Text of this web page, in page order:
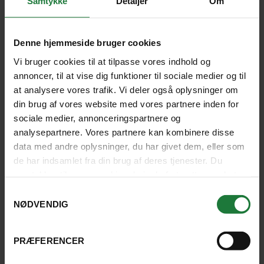
Denne hjemmeside bruger cookies
Vi bruger cookies til at tilpasse vores indhold og
annoncer, til at vise dig funktioner til sociale medier og til
at analysere vores trafik. Vi deler også oplysninger om
din brug af vores website med vores partnere inden for
sociale medier, annonceringspartnere og
analysepartnere. Vores partnere kan kombinere disse
data med andre oplysninger, du har givet dem, eller som
de har indsamlet fra din brug af deres tjenester. Du
NØDVENDIG
PRÆFERENCER
påkrævet. Stjernegaard anbefaler, at du får råd og
vejledning hos en af landets vaccinationsklinikker
eller hos egen læge, inden du tager afsted. Det er en
god idé at undersøge forholdene på dine rejsemål. På
den måde kan du tage alle de nødvendige
forholdsregler som f.eks. brug af
malariaforebyggelse, myggespray, vaccinationer
Herunder finder du en række forslag til sider, hvor du
din kommende rejse.